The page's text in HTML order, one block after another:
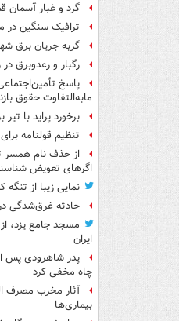
گرد و غبار آسمان
ترافیک سنگین در
گربه جریان برق
رگبار و رعدوبرق
پاسخ
مابه‌التفاوت حقوق
برخورد پراید با تیر برق ۲ فوتی بر
تنظیم قولنامه
از حذف نام همسر
اگرهای تعویض
نمایی زیبا از
حادثه غرق‌شدگی در طاقانک
مسجد جامع یزد،
ایران
پدر شاهرودی پس
چاه مخفی کرد
آثار مخرب مصرف
بیماری‌ها